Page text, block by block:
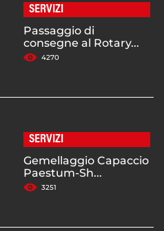
SERVIZI
Passaggio di
consegne al Rotary...
4270
SERVIZI
Gemellaggio Capaccio
Paestum-Sh...
3251